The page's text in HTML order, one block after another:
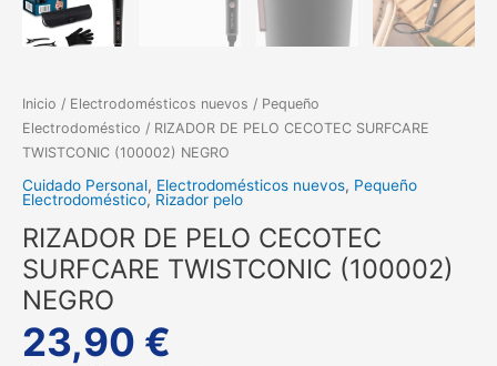
Inicio / Electrodomésticos nuevos / Pequeño
Electrodoméstico / RIZADOR DE PELO CECOTEC SURFCARE
TWISTCONIC (100002) NEGRO
Cuidado Personal, Electrodomésticos nuevos, Pequeño
Electrodoméstico, Rizador pelo
RIZADOR DE PELO CECOTEC
SURFCARE TWISTCONIC (100002)
NEGRO
23,90 €